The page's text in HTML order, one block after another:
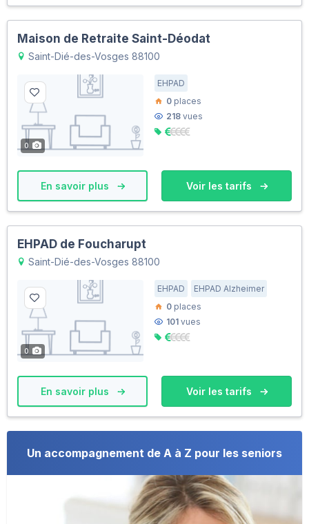
Maison de Retraite Saint-Déodat
Saint-Dié-des-Vosges 88100
0
EHPAD
0 places
218 vues
En savoir plus Voir les tarifs
EHPAD de Foucharupt
Saint-Dié-des-Vosges 88100
0
EHPAD
EHPAD Alzheimer
0 places
101 vues
En savoir plus Voir les tarifs
Un accompagnement de A à Z pour les seniors